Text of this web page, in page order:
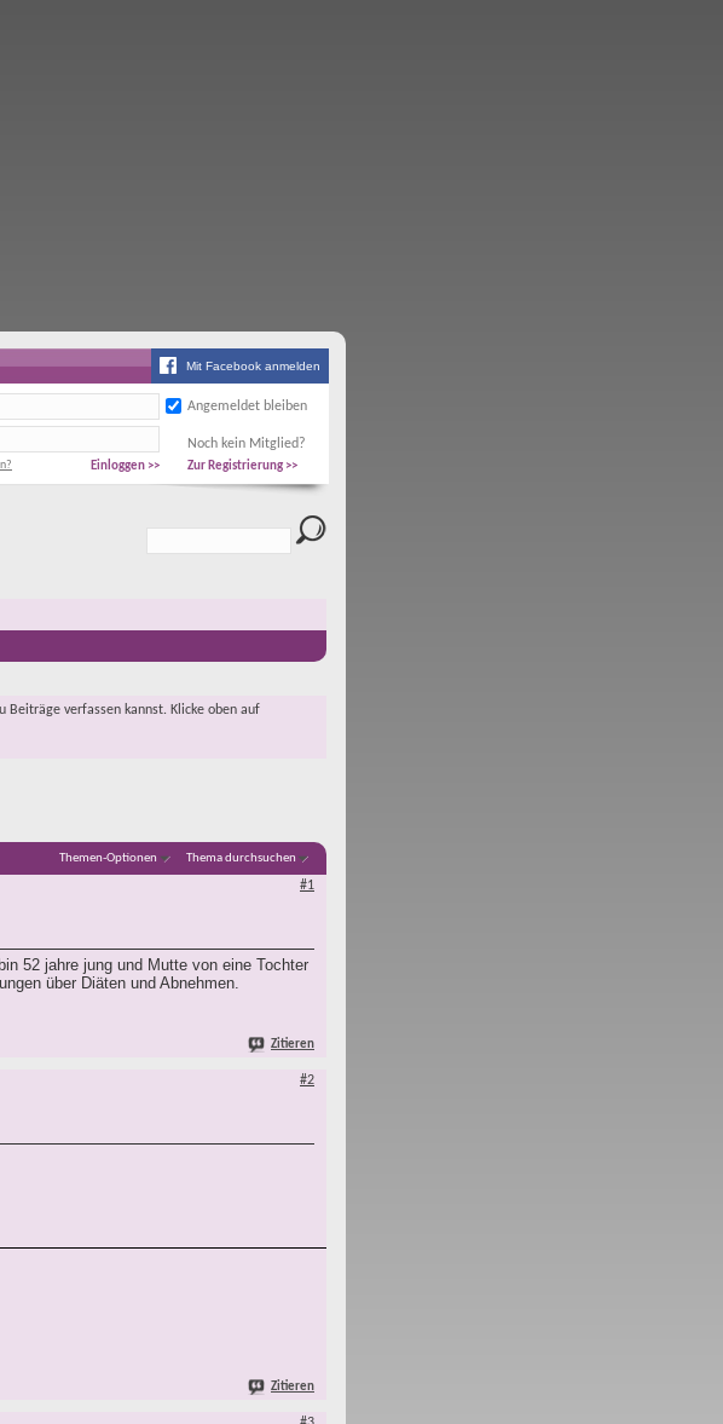
Mit Facebook anmelden
Angemeldet bleiben
Noch kein Mitglied?
Einloggen >> Zur Registrierung >>
Beiträge verfassen kannst. Klicke oben auf
Themen-Optionen Thema durchsuchen
#1
52 jahre jung und Mutte von eine Tochter
über Diäten und Abnehmen.
Zitieren
#2
Zitieren